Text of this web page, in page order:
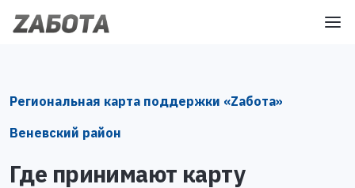
Региональная карта поддержки «Zабота»
Веневский район
Где принимают карту